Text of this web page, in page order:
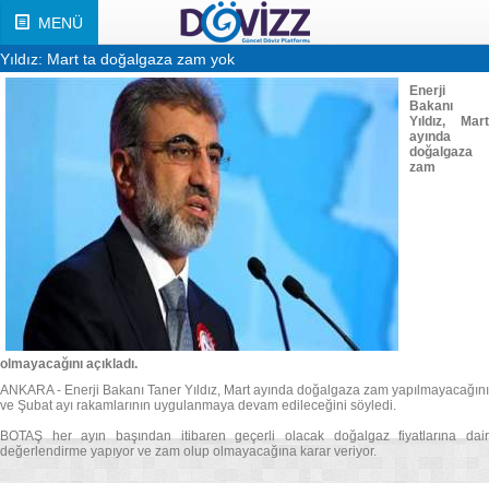
MENÜ
Yıldız: Mart ta doğalgaza zam yok
Enerji
Bakanı
Yıldız, Mart
ayında
doğalgaza
zam
olmayacağını açıkladı.
ANKARA - Enerji Bakanı Taner Yıldız, Mart ayında doğalgaza zam yapılmayacağını
ve Şubat ayı rakamlarının uygulanmaya devam edileceğini söyledi.
BOTAŞ her ayın başından itibaren geçerli olacak doğalgaz fiyatlarına dair
değerlendirme yapıyor ve zam olup olmayacağına karar veriyor.